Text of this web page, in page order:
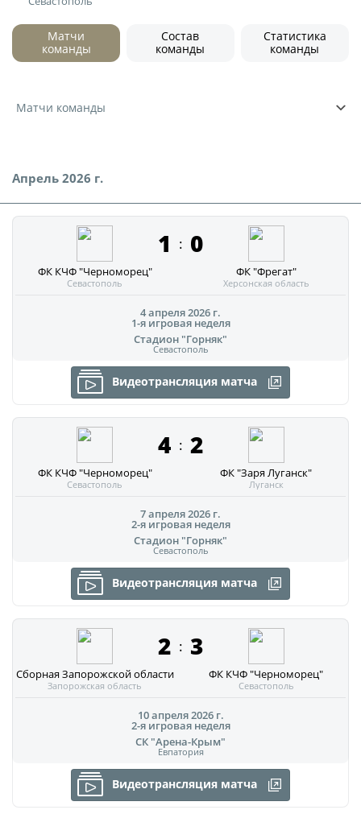
Дисквалификации
Новости
футболу "Содружество"
Календарь и результаты матчей
Турнирные таблицы
Статистика
Игроки
Дисквалификации
Новости
О турнире
Турнир Объединенного чемпионата по
2009-2010 годов рождения (U-17)
Календарь и результаты матчей
Турнирная таблица
Игроки
Дисквалификации
О турнире
Турнир Объединенного Чемпионата по
Юрист
Бухгалтерия
Комитеты
Спортивный комитет
Инспекторско-судейский комитет
Учредительные документы
Регламентирующие документы
Матчи
команды
Состав
команды
Статистика
команды
Матчи команды
Апрель 2026 г.
ФК КЧФ "Черноморец"
Севастополь
ФК "Фрегат"
Херсонская область
1 : 0
4 апреля 2026 г.
1-я игровая неделя
Стадион "Горняк"
Севастополь
Видеотрансляция матча
ФК КЧФ "Черноморец"
Севастополь
ФК "Заря Луганск"
Луганск
4 : 2
7 апреля 2026 г.
2-я игровая неделя
Стадион "Горняк"
Севастополь
Видеотрансляция матча
Сборная Запорожской области
Запорожская область
ФК КЧФ "Черноморец"
Севастополь
2 : 3
10 апреля 2026 г.
2-я игровая неделя
СК "Арена-Крым"
Евпатория
Видеотрансляция матча